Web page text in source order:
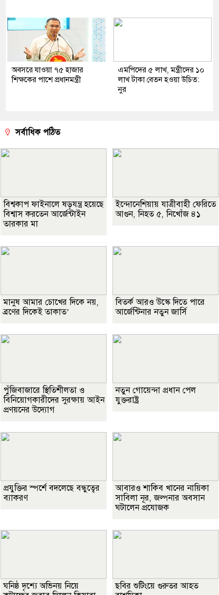
অবসরে যাওয়া ৭৫ হাজার
শিক্ষকের পাশে প্রধানমন্ত্রী
এমপিদের ৫ লাখ, মন্ত্রীদের ১০
লাখ টাকা বেতন হওয়া উচিত:
নুর
সর্বাধিক পঠিত
বিশ্বকাপ ফাইনালে ষড়যন্ত্র হয়েছে
বিশ্বাস করতেন আর্জেন্টাইন
তারকার মা
ইন্দোনেশিয়ায় যাত্রীবাহী ফেরিতে
আগুন, নিহত ৫, নিখোঁজ ৪১
মানুষ আমার চোখের দিকে নয়,
ব্রণের দিকেই তাকাত’
বিতর্ক আরও উস্কে দিতে পারে
আর্জেন্টিনার নতুন জার্সি
পুঁজিবাজারে স্থিতিশীলতা ও
বিনিয়োগকারীদের সুরক্ষায় আইন
প্রণয়নের উদ্যোগ
নতুন গোয়েন্দা প্রধান পেল
যুক্তরাষ্ট্র
প্রযুক্তির স্পর্শে বদলেছে বন্ধুত্বের
ব্যাকরণ
আবারও শাকিব খানের নায়িকা
সাবিলা নূর, জল্পনার অবসান
ঘটালেন প্রযোজক
ঘনিষ্ঠ দৃশ্যে অভিনয় নিয়ে
ছবির শুটিংয়ে গুরুতর আহত